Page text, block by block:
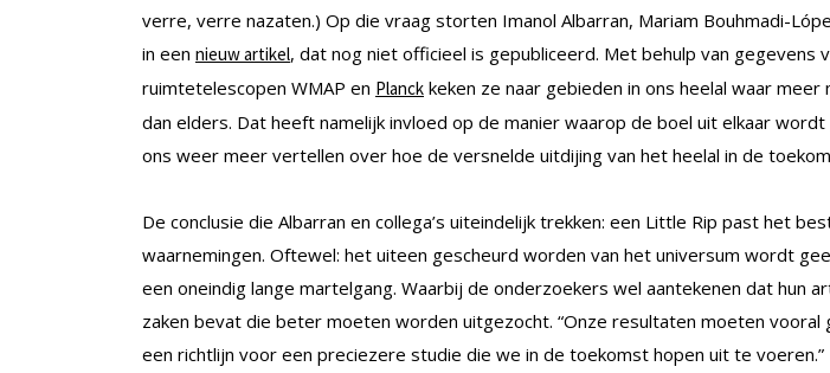
verre, verre nazaten.) Op die vraag storten Imanol Albarran, Mariam Bouhmadi-
in een nieuw artikel, dat nog niet officieel is gepubliceerd. Met behulp van gegevens
ruimtetelescopen WMAP en Planck keken ze naar gebieden in ons heelal waar
dan elders. Dat heeft namelijk invloed op de manier waarop de boel uit elkaar
ons weer meer vertellen over hoe de versnelde uitdijing van het heelal in de
De conclusie die Albarran en collega’s uiteindelijk trekken: een Little Rip past het
waarnemingen. Oftewel: het uiteen gescheurd worden van het universum wordt
een oneindig lange martelgang. Waarbij de onderzoekers wel aantekenen dat hun
zaken bevat die beter moeten worden uitgezocht. “Onze resultaten moeten vooral
een richtlijn voor een preciezere studie die we in de toekomst hopen uit te voeren.”